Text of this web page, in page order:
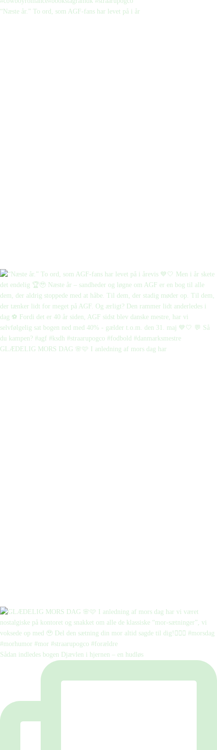
“Næste år.” To ord, som AGF-fans har levet på i år
GLÆDELIG MORS DAG 🌸🩷 I anledning af mors dag har
Sådan indledes bogen Djævlen i hjernen – en hudløs